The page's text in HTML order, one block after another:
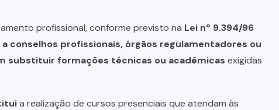
profissional, conforme previsto na Lei nº 9.394/96
conselhos profissionais, órgãos regulamentadores ou
substituir formações técnicas ou acadêmicas exigidas
a realização de cursos presenciais que atendam às